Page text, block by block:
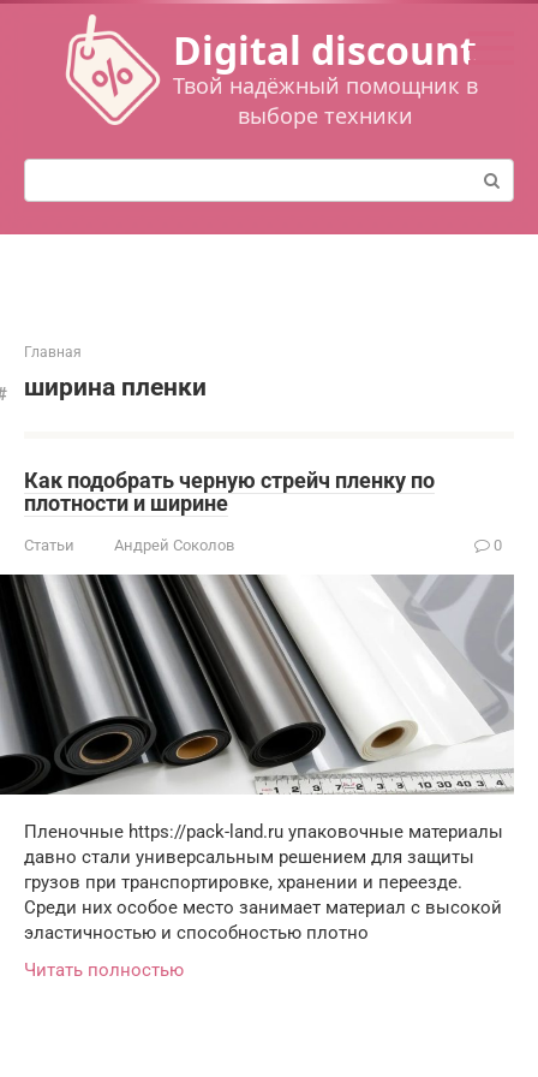
Перейти
контенту
Digital discount
Твой надёжный помощник в
выборе техники
Поиск:
Главная
ширина пленки
Как подобрать черную стрейч пленку по
плотности и ширине
Статьи Андрей Соколов 0
Пленочные https://pack-land.ru упаковочные материалы
давно стали универсальным решением для защиты
грузов при транспортировке, хранении и переезде.
Среди них особое место занимает материал с высокой
эластичностью и способностью плотно
Читать полностью